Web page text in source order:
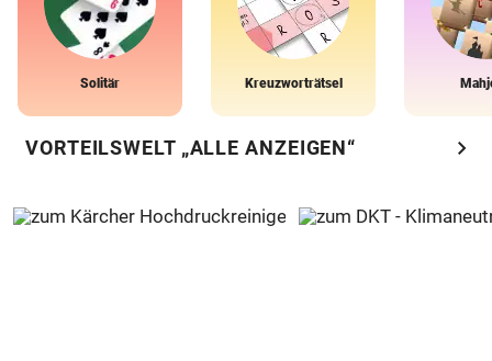
Solitär Kreuzworträtsel
VORTEILSWELT „ALLE ANZEIGEN“ chevron_right